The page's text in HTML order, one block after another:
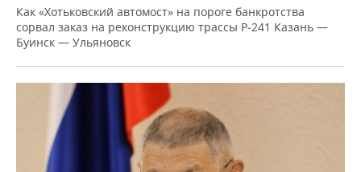
Как «Хотьковский автомост» на пороге банкротства
сорвал заказ на реконструкцию трассы Р‑241 Казань —
Буинск — Ульяновск